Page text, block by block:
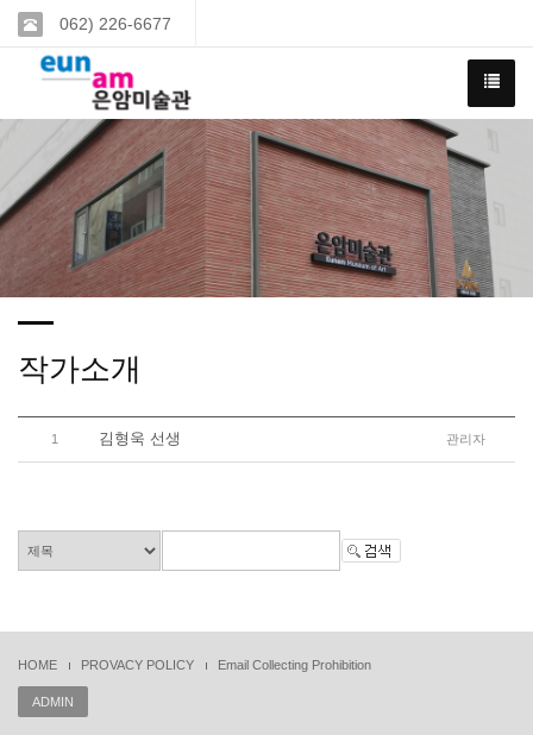
062) 226-6677
작가소개
1 김형욱 선생 관리자
HOME PROVACY POLICY Email Collecting Prohibition
ADMIN